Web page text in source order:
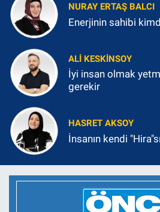
NURAY ERTAŞ BALCI
Enerjinin sahibi
ALI KESKINSOY
İyi insan olmak
gerekir
HASRET AKSOY
İnsanın kendi